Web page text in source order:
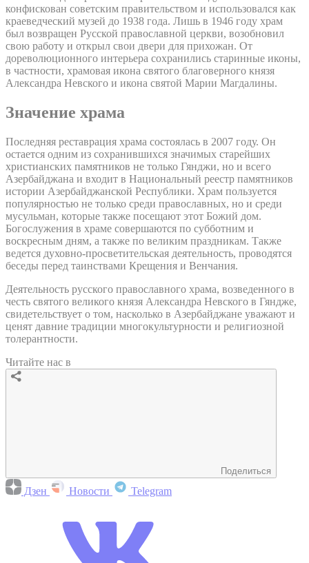
конфискован советским правительством и использовался как
краеведческий музей до 1938 года. Лишь в 1946 году храм
был возвращен Русской православной церкви, возобновил
свою работу и открыл свои двери для прихожан. От
дореволюционного интерьера сохранились старинные иконы,
в частности, храмовая икона святого благоверного князя
Александра Невского и икона святой Марии Магдалины.
Значение храма
Последняя реставрация храма состоялась в 2007 году. Он
остается одним из сохранившихся значимых старейших
христианских памятников не только Гянджи, но и всего
Азербайджана и входит в Национальный реестр памятников
истории Азербайджанской Республики. Храм пользуется
популярностью не только среди православных, но и среди
мусульман, которые также посещают этот Божий дом.
Богослужения в храме совершаются по субботним и
воскресным дням, а также по великим праздникам. Также
ведется духовно-просветительская деятельность, проводятся
беседы перед таинствами Крещения и Венчания.
Деятельность русского православного храма, возведенного в
честь святого великого князя Александра Невского в Гяндже,
свидетельствует о том, насколько в Азербайджане уважают и
ценят давние традиции многокультурности и религиозной
толерантности.
Читайте нас в
Поделиться
Дзен Новости Telegram